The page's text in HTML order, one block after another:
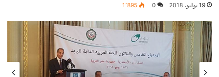
19 يوليو، 2018 0 1٬895